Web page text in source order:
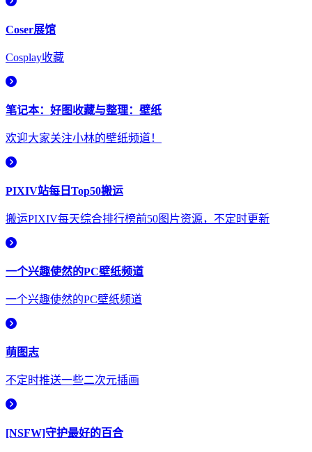
Coser展馆
Cosplay收藏
笔记本：好图收藏与整理：壁纸
欢迎大家关注小林的壁纸频道！
PIXIV站每日Top50搬运
搬运PIXIV每天综合排行榜前50图片资源，不定时更新
一个兴趣使然的PC壁纸频道
一个兴趣使然的PC壁纸频道
萌图志
不定时推送一些二次元插画
[NSFW]守护最好的百合